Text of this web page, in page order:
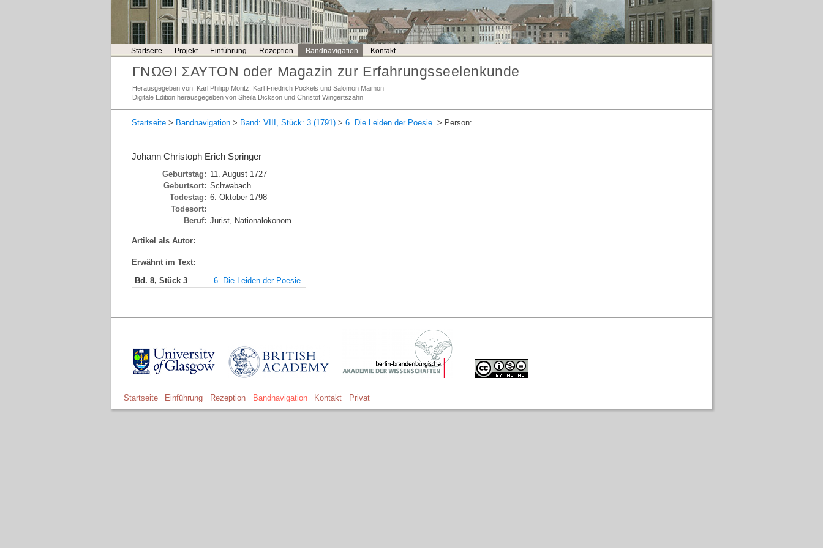
Startseite Projekt Einführung Rezeption Bandnavigation Kontakt
ΓΝΩΘΙ ΣΑΥΤΟΝ oder Magazin zur Erfahrungsseelenkunde
Herausgegeben von: Karl Philipp Moritz, Karl Friedrich Pockels und Salomon Maimon
Digitale Edition herausgegeben von Sheila Dickson und Christof Wingertszahn
Startseite > Bandnavigation > Band: VIII, Stück: 3 (1791) > 6. Die Leiden der Poesie. > Person:
Johann Christoph Erich Springer
Geburtstag: 11. August 1727
Geburtsort: Schwabach
Todestag: 6. Oktober 1798
Todesort:
Beruf: Jurist, Nationalökonom
Artikel als Autor:
Erwähnt im Text:
Bd. 8, Stück 3
6. Die Leiden der Poesie.
Startseite Einführung Rezeption Bandnavigation Kontakt Privat